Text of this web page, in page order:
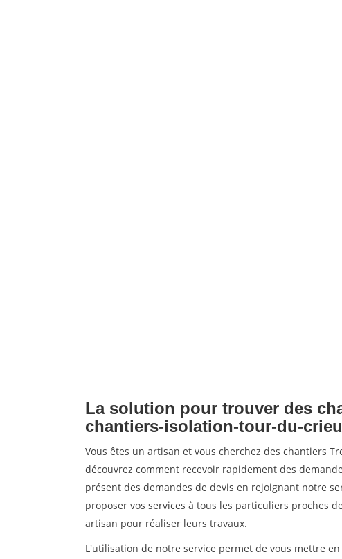
La solution pour trouver des
chantiers-isolation-tour-du-crieu
Vous êtes un artisan et vous cherchez des chantiers
découvrez comment recevoir rapidement des
présent des demandes de devis en rejoignant notre
proposer vos services à tous les particuliers proches
artisan pour réaliser leurs travaux.
L'utilisation de notre service permet de vous mettre